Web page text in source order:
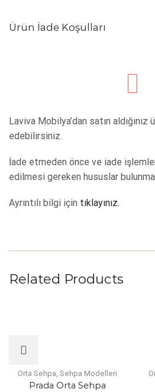
Ürün İade Koşulları
Laviva Mobilya’dan satın
edebilirsiniz.
İade etmeden önce ve iade
edilmesi gereken hususlar
Ayrıntılı bilgi için tıklayınız.
Related Products
Orta Sehpa Sehpa Modelleri
Prada Orta Sehpa